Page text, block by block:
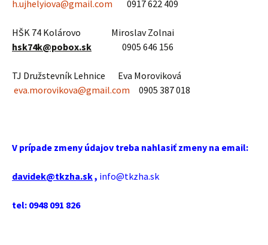
h.ujhelyiova@gmail.com
0917 622 409
HŠK 74 Kolárovo Miroslav Zolnai
hsk74k@pobox.sk 0905 646 156
TJ Družstevník Lehnice Eva Moroviková
eva.morovikova@gmail.com 0905 387 018
V prípade zmeny údajov treba nahlasiť zmeny na email:
davidek@tkzha.sk, info@tkzha.sk
tel: 0948 091 826